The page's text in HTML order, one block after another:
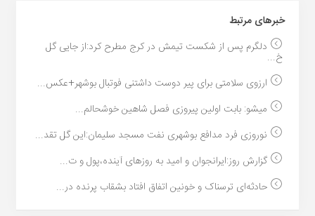
خبر‌های مرتبط
دلگرم پس از شکست تیمش در کرج مطرح کرد:از جایی گل
خ...
ارزوی سلامتی برای پیر دوست داشتنی فوتبال بوشهر+عکس...
میشو: بابت اولین پیروزی فصل شاهین خوشحالم...
نوروزی فرد مدافع بوشهری نفت مسجد سلیمان:این گل تقد...
گزارش روز:ایرانجوان و امید به روزهای آینده،پول و ت...
حادثه‌ای ترسناک و خونین اتفاق افتاد بشقاب پرنده در...